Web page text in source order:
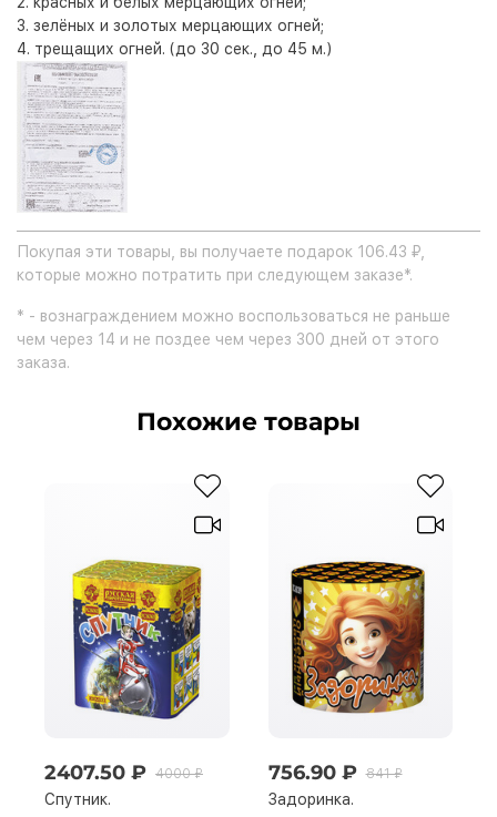
3. зелёных и золотых мерцающих огней;
4. трещащих огней. (до 30 сек., до 45 м.)
Покупая эти товары, вы получаете подарок 106.43 ₽,
которые можно потратить при следующем заказе*.
* - вознаграждением можно воспользоваться не раньше
чем через 14 и не поздее чем через 300 дней от этого
заказа.
Похожие товары
2407.50 ₽ 4000 ₽
Спутник.
756.90 ₽ 841 ₽
Задоринка.